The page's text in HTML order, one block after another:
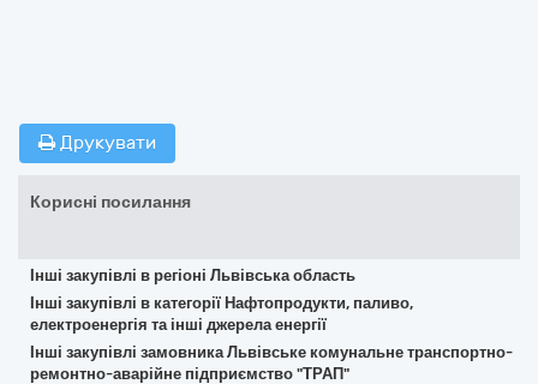
Друкувати
Корисні посилання
Інші закупівлі в регіоні Львівська область
Інші закупівлі в категорії Нафтопродукти, паливо,
електроенергія та інші джерела енергії
Інші закупівлі замовника Львівське комунальне транспортно-
ремонтно-аварійне підприємство "ТРАП"